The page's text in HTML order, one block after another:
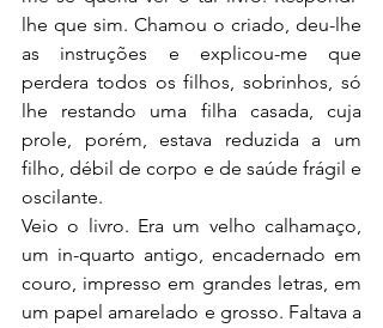
lhe que sim. Chamou o criado, deu-lhe
as instruções e explicou-me que
perdera todos os filhos, sobrinhos, só
lhe restando uma filha casada, cuja
prole, porém, estava reduzida a um
filho, débil de corpo e de saúde frágil e
oscilante.
Veio o livro. Era um velho calhamaço,
um in-quarto antigo, encadernado em
couro, impresso em grandes letras, em
um papel amarelado e grosso. Faltava a